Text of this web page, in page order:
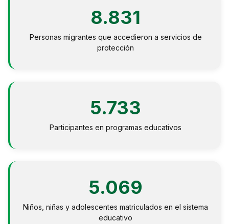
8.831
Personas migrantes que accedieron a servicios de
protección
5.733
Participantes en programas educativos
5.069
Niños, niñas y adolescentes matriculados en el sistema
educativo